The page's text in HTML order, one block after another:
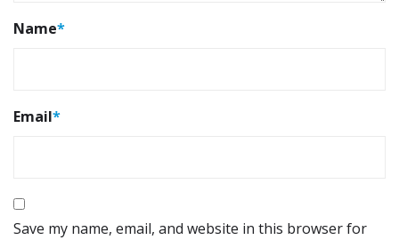
Name*
Email*
Save my name, email, and website in this browser for